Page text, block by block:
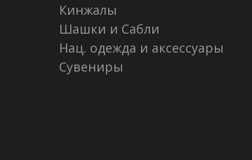
Кинжалы
Шашки и Сабли
Нац. одежда и аксессуары
Сувениры